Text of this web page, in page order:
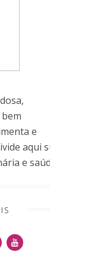
e
aqui suas
e saúde.